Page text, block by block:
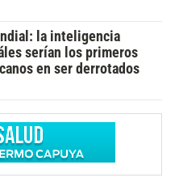
la inteligencia
serían los primeros
en ser derrotados